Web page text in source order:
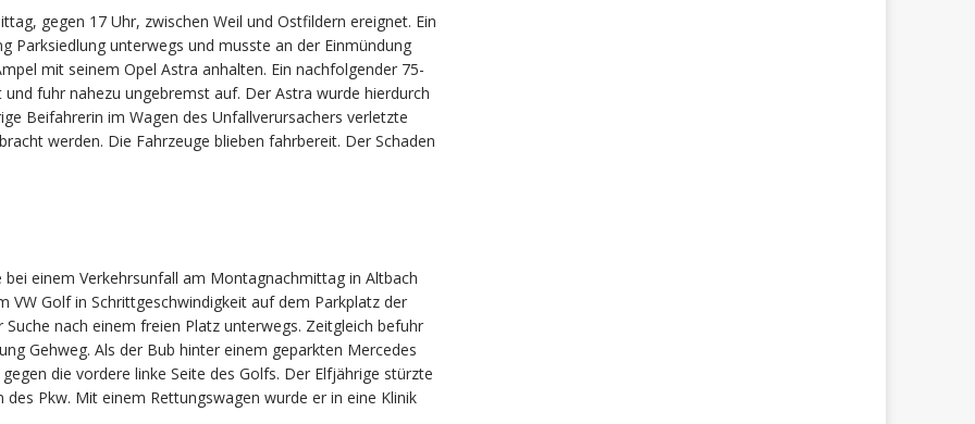
gegen 17 Uhr, zwischen Weil und Ostfildern ereignet. Ein
Parksiedlung unterwegs und musste an der Einmündung
mit seinem Opel Astra anhalten. Ein nachfolgender 75-
fuhr nahezu ungebremst auf. Der Astra wurde hierdurch
Beifahrerin im Wagen des Unfallverursachers verletzte
werden. Die Fahrzeuge blieben fahrbereit. Der Schaden
einem Verkehrsunfall am Montagnachmittag in Altbach
VW Golf in Schrittgeschwindigkeit auf dem Parkplatz der
nach einem freien Platz unterwegs. Zeitgleich befuhr
Gehweg. Als der Bub hinter einem geparkten Mercedes
die vordere linke Seite des Golfs. Der Elfjährige stürzte
Pkw. Mit einem Rettungswagen wurde er in eine Klinik